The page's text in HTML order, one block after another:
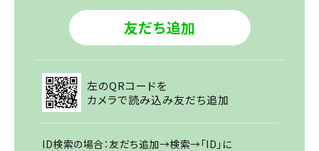
友だち追加
左のQRコードを
カメラで読み込み友だち追加
ID検索の場合：友だち追加→検索→「ID」に